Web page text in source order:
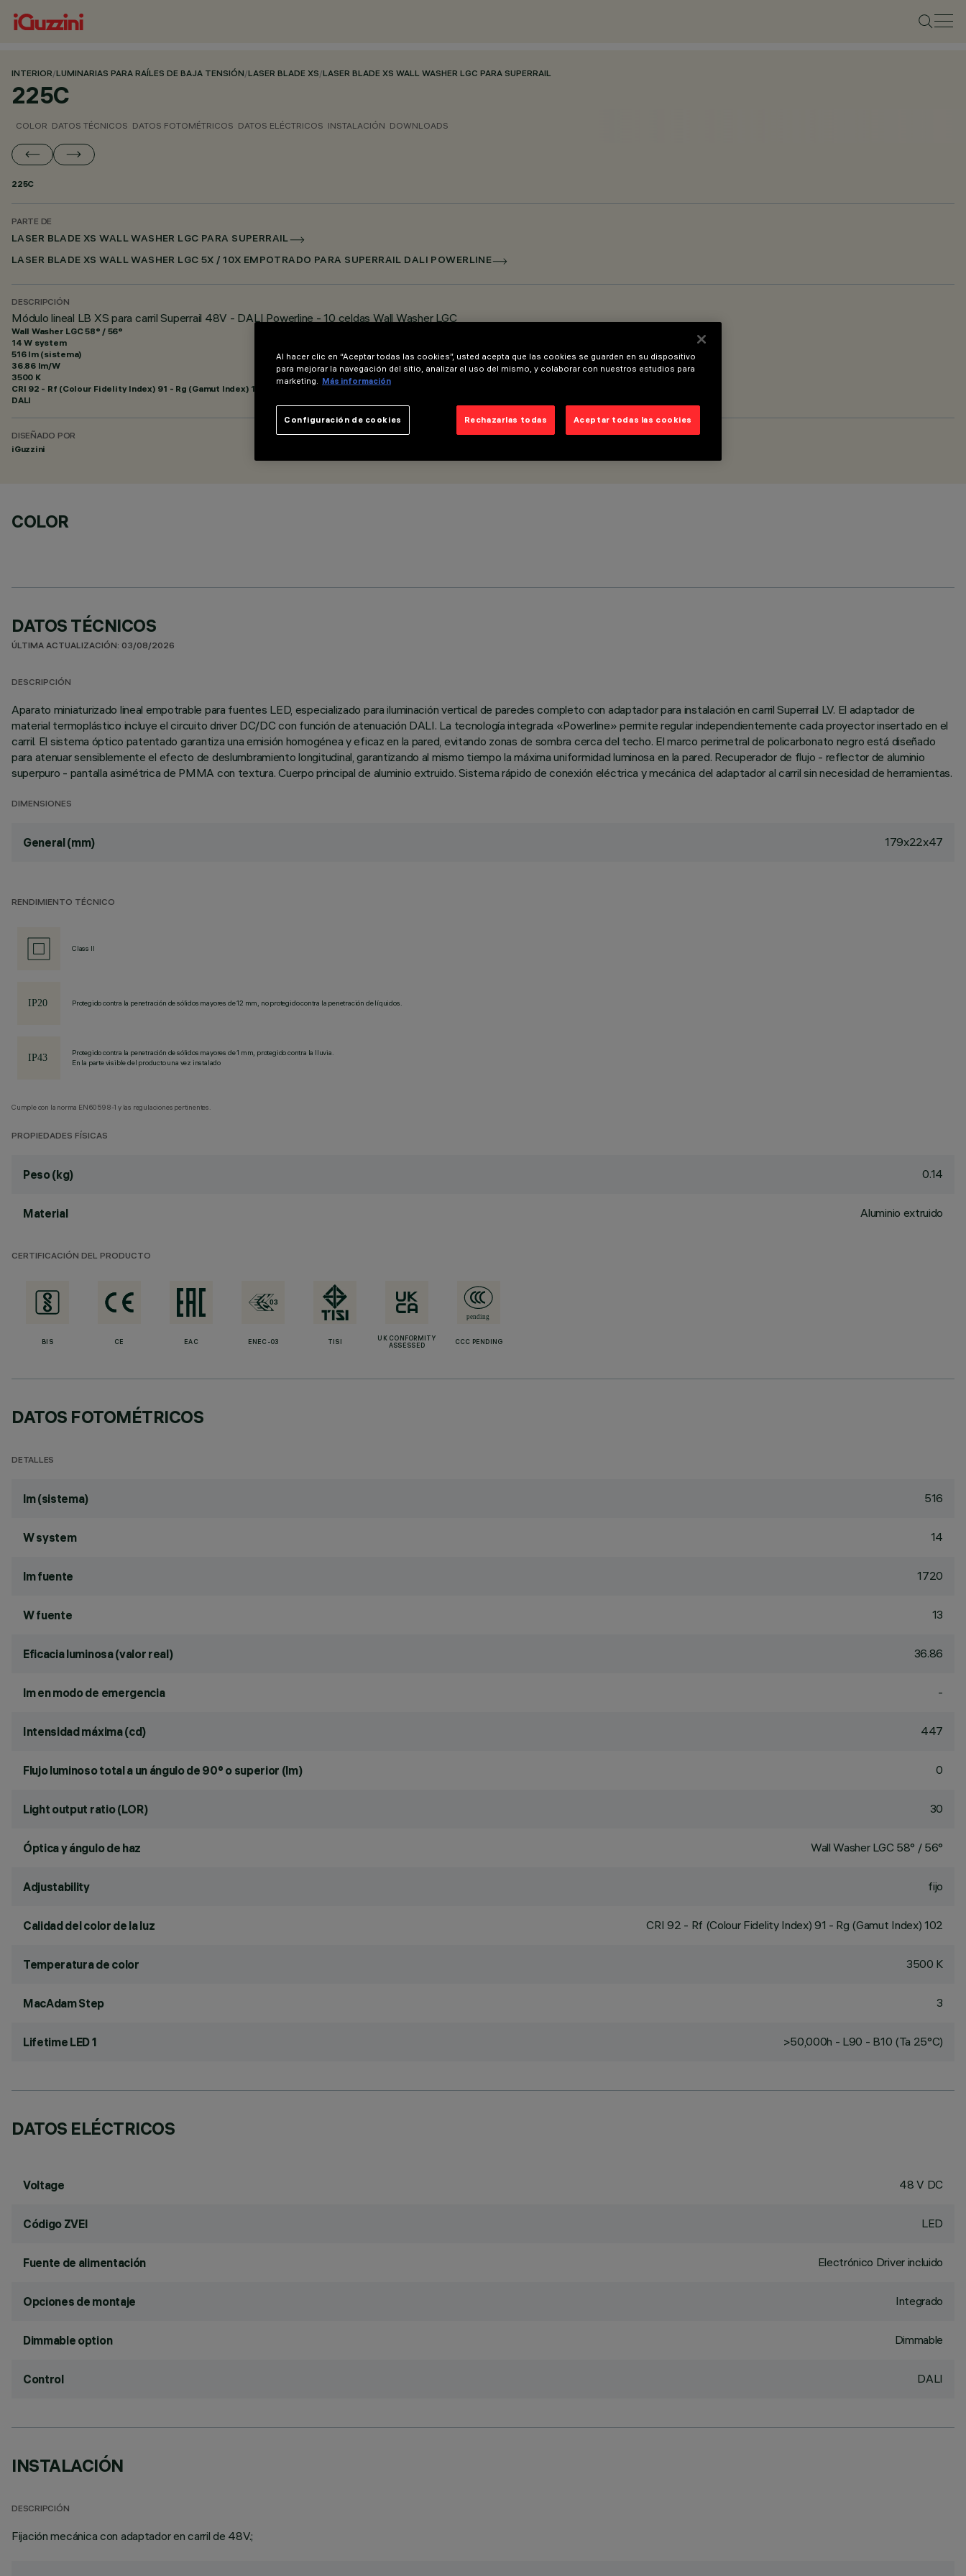
INTERIOR/LUMINARIAS PARA RAÍLES DE BAJA TENSIÓN/LASER BLADE XS/LASER BLADE XS WALL WASHER LGC PARA SUPERRAIL
225C
COLOR DATOS TÉCNICOS DATOS FOTOMÉTRICOS DATOS ELÉCTRICOS INSTALACIÓN DOWNLOADS
225C
PARTE DE
LASER BLADE XS WALL WASHER LGC PARA SUPERRAIL
LASER BLADE XS WALL WASHER LGC 5X / 10X EMPOTRADO PARA SUPERRAIL DALI POWERLINE
DESCRIPCIÓN
Módulo lineal LB XS para carril Superrail 48V - DALI Powerline - 10 celdas Wall Washer LGC
Wall Washer LGC 58° / 56°
14 W system
516 lm (sistema)
36.86 lm/W
3500 K
CRI 92 - Rf (Colour Fidelity Index) 91 - Rg (Gamut Index) 102
DALI
DISEÑADO POR
iGuzzini
COLOR
DATOS TÉCNICOS
ÚLTIMA ACTUALIZACIÓN: 03/08/2026
DESCRIPCIÓN
Aparato miniaturizado lineal empotrable para fuentes LED, especializado para iluminación vertical de paredes completo con adaptador para instalación en carril Superrail LV. El adaptador de
material termoplástico incluye el circuito driver DC/DC con función de atenuación DALI. La tecnología integrada «Powerline» permite regular independientemente cada proyector insertado en el
carril. El sistema óptico patentado garantiza una emisión homogénea y eficaz en la pared, evitando zonas de sombra cerca del techo. El marco perimetral de policarbonato negro está diseñado
para atenuar sensiblemente el efecto de deslumbramiento longitudinal, garantizando al mismo tiempo la máxima uniformidad luminosa en la pared. Recuperador de flujo - reflector de aluminio
superpuro - pantalla asimétrica de PMMA con textura. Cuerpo principal de aluminio extruido. Sistema rápido de conexión eléctrica y mecánica del adaptador al carril sin necesidad de herramientas.
DIMENSIONES
General (mm) 179x22x47
RENDIMIENTO TÉCNICO
Class II
Protegido contra la penetración de sólidos mayores de 12 mm, no protegido contra la penetración de líquidos.
Protegido contra la penetración de sólidos mayores de 1 mm, protegido contra la lluvia.
En la parte visible del producto una vez instalado
Cumple con la norma EN60598-1 y las regulaciones pertinentes.
PROPIEDADES FÍSICAS
Peso (kg) 0.14
Material Aluminio extruido
CERTIFICACIÓN DEL PRODUCTO
BIS CE EAC ENEC-03 TISI
UK CONFORMITY
ASSESSED
CCC PENDING
DATOS FOTOMÉTRICOS
DETALLES
lm (sistema) 516
W system 14
lm fuente 1720
W fuente 13
Eficacia luminosa (valor real) 36.86
lm en modo de emergencia -
Intensidad máxima (cd) 447
Flujo luminoso total a un ángulo de 90° o superior (lm) 0
Light output ratio (LOR) 30
Óptica y ángulo de haz Wall Washer LGC 58° / 56°
Adjustability fijo
Calidad del color de la luz CRI92 - Rf (Colour Fidelity Index) 91 - Rg (Gamut Index) 102
Temperatura de color 3500 K
MacAdam Step 3
Lifetime LED 1 >50,000h - L90 - B10 (Ta 25°C)
DATOS ELÉCTRICOS
Voltage 48 V DC
Código ZVEI LED
Fuente de alimentación Electrónico Driver incluido
Opciones de montaje Integrado
Dimmable option Dimmable
Control DALI
INSTALACIÓN
DESCRIPCIÓN
Fijación mecánica con adaptador en carril de 48V.;
Al hacer clic en “Aceptar todas las cookies”, usted acepta que las cookies se guarden en su dispositivo
para mejorar la navegación del sitio, analizar el uso del mismo, y colaborar con nuestros estudios para
marketing. Más información
Rechazarlas todas Aceptar todas las cookies
Configuración de cookies